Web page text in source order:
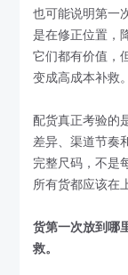
也可能说明第一
是在修正位置，
它们都有价值，
变成高成本补救。
配货真正考验的
差异、渠道节奏
完整尺码，不是
所有货都应该在
货第一次放到哪
救。